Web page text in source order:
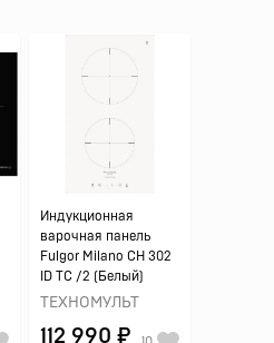
Индукционная
варочная панель
Fulgor Milano CH 302
ID TC /2 (Белый)
ТЕХНОМУЛЬТ
112 990 ₽